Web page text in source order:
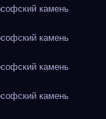
камень
камень
камень
камень